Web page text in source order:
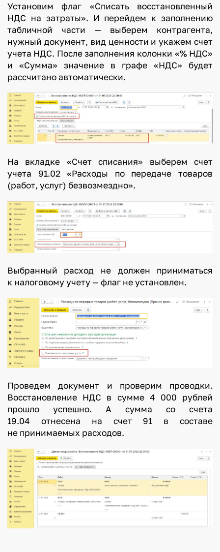
Установим флаг «Списать восстановленный
НДС на затраты». И перейдем к заполнению
табличной части — выберем контрагента,
нужный документ, вид ценности и укажем счет
учета НДС. После заполнения колонки «% НДС»
и «Сумма» значение в графе «НДС» будет
рассчитано автоматически.
На вкладке «Счет списания» выберем счет
учета 91.02 «Расходы по передаче товаров
(работ, услуг) безвозмездно».
Выбранный расход не должен приниматься
к налоговому учету — флаг не установлен.
Проведем документ и проверим проводки.
Восстановление НДС в сумме 4 000 рублей
прошло успешно. А сумма со счета
19.04 отнесена на счет 91 в составе
не принимаемых расходов.